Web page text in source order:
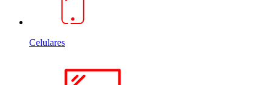
Celulares